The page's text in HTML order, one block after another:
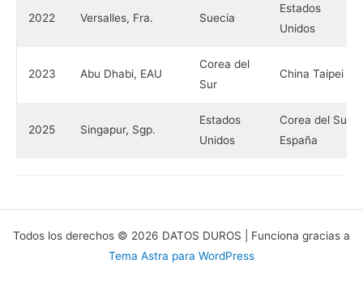
2022 Versalles, Fra. Suecia
Estados
Unidos
2023 Abu Dhabi, EAU
Corea del
Sur
China Taipei
2025 Singapur, Sgp.
Estados
Unidos
Corea del Sur
España
Todos los derechos © 2026 DATOS DUROS | Funciona gracias a
Tema Astra para WordPress